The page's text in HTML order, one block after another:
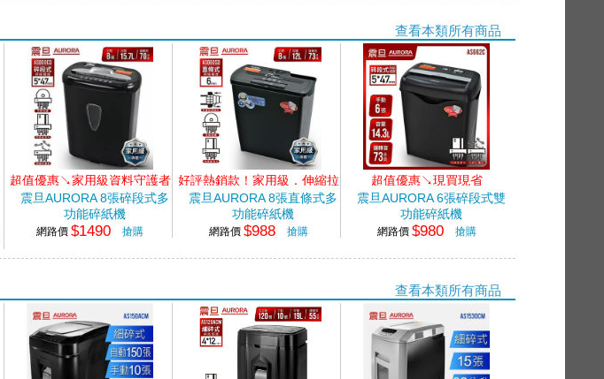
查看本類所有商品
超值優惠↘家用級資料守護者
震旦AURORA 8張碎段式多
功能碎紙機
網路價 $1490 搶購
好評熱銷款！家用級．伸縮拉
感設計
震旦AURORA 8張直條式多
功能碎紙機
網路價 $988 搶購
超值優惠↘現買現省
震旦AURORA 6張碎段式雙
功能碎紙機
網路價 $980 搶購
查看本類所有商品